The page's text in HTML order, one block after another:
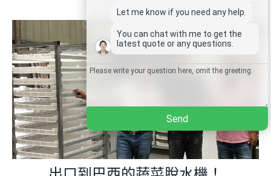
Wechat
Chat
Let me know if you need any help.
You can chat with me to get the
latest quote or any questions.
Send